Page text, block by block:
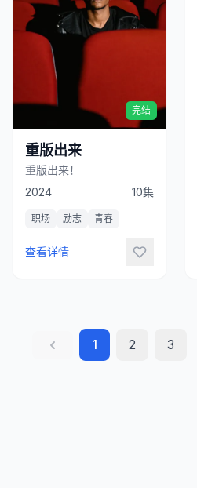
立
看
完结
重版出来
重版出来！
2024
10集
职场 励志 青春
查看详情
1 2 3